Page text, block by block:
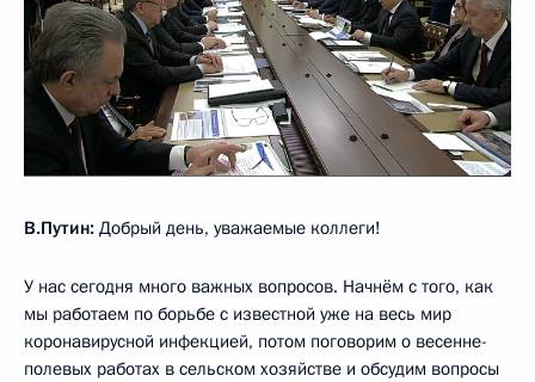
В.Путин: Добрый день, уважаемые коллеги!
У нас сегодня много важных вопросов. Начнём с того, как
мы работаем по борьбе с известной уже на весь мир
коронавирусной инфекцией, потом поговорим о весенне-
полевых работах в сельском хозяйстве и обсудим вопросы